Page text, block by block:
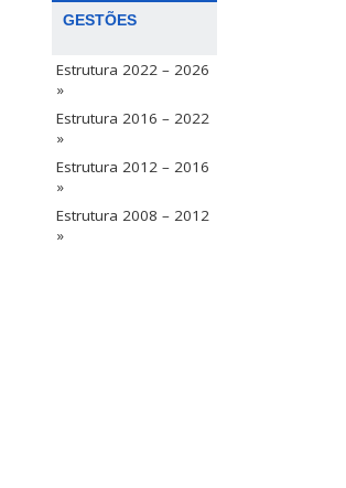
GESTÕES
Estrutura 2022 – 2026
»
Estrutura 2016 – 2022
»
Estrutura 2012 – 2016
»
Estrutura 2008 – 2012
»